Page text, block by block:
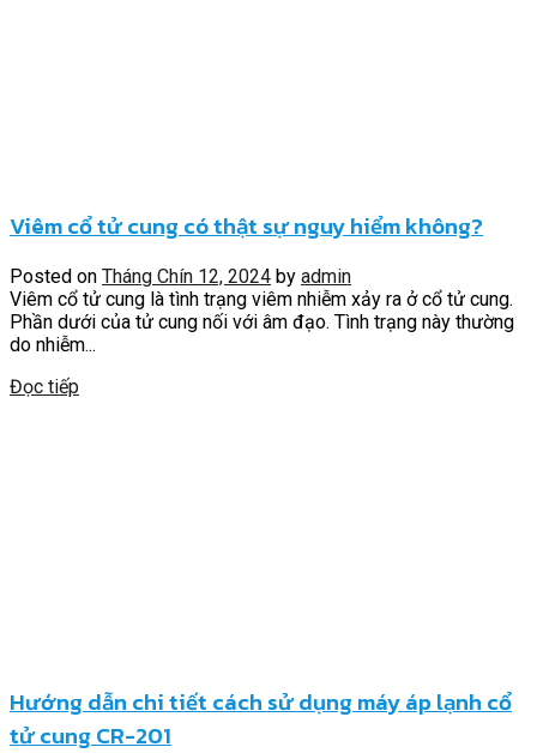
Viêm cổ tử cung có thật sự nguy hiểm không?
Posted on Tháng Chín 12, 2024 by admin
Viêm cổ tử cung là tình trạng viêm nhiễm xảy ra ở cổ tử cung.
Phần dưới của tử cung nối với âm đạo. Tình trạng này thường
do nhiễm...
Đọc tiếp
Hướng dẫn chi tiết cách sử dụng máy áp lạnh cổ
tử cung CR-201